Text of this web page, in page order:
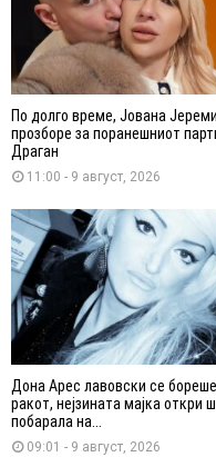
По долго време, Јована
прозборе за поранешниот
Драган
11:00 - 9 август, 2026
Дона Арес лавовски се
ракот, нејзината мајка откри
побарала на...
09:01 - 9 август, 2026